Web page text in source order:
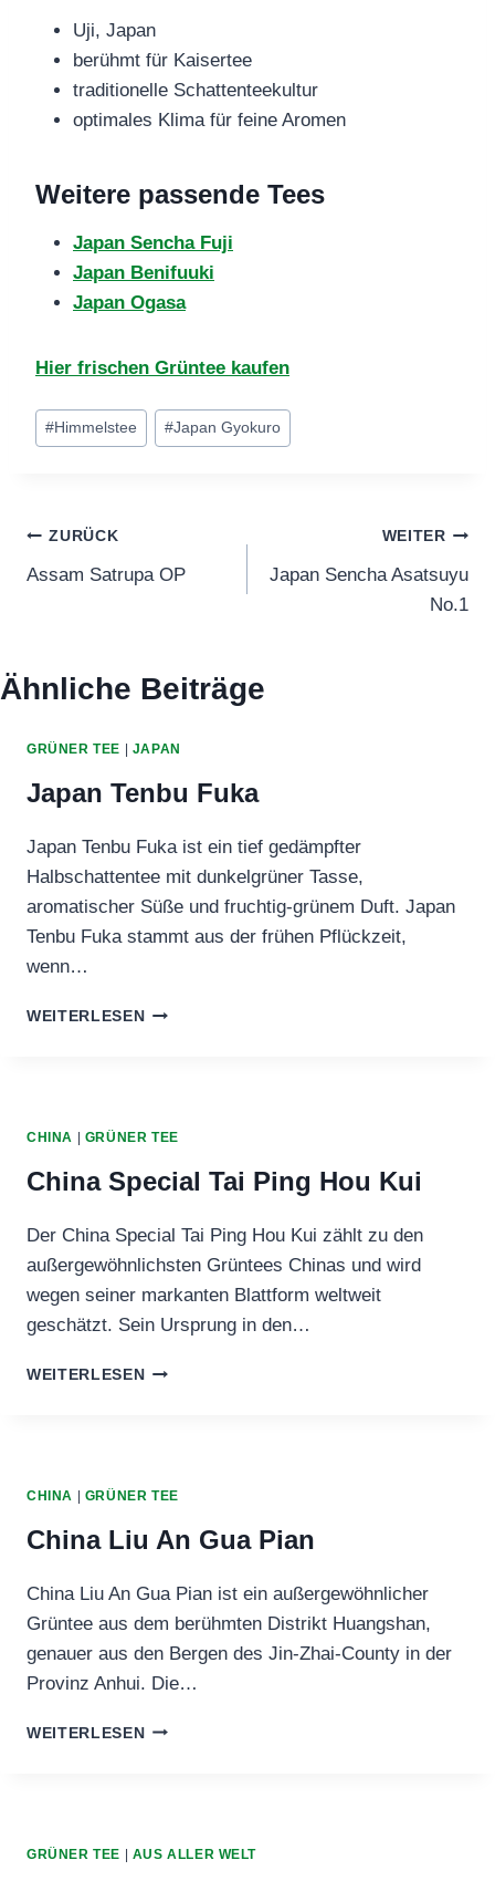
Uji, Japan
berühmt für Kaisertee
traditionelle Schattenteekultur
optimales Klima für feine Aromen
Weitere passende Tees
Japan Sencha Fuji
Japan Benifuuki
Japan Ogasa
Hier frischen Grüntee kaufen
Schlagworte:
#Himmelstee #Japan Gyokuro
Beitragsnavigation
ZURÜCK
Assam Satrupa OP
WEITER
Japan Sencha Asatsuyu
No.1
Ähnliche Beiträge
GRÜNER TEE JAPAN
Japan Tenbu Fuka
Japan Tenbu Fuka ist ein tief gedämpfter
Halbschattentee mit dunkelgrüner Tasse,
aromatischer Süße und fruchtig‑grünem Duft. Japan
Tenbu Fuka stammt aus der frühen Pflückzeit,
wenn…
WEITERLESENJAPAN
CHINA GRÜNER TEE
China Special Tai Ping Hou Kui
Der China Special Tai Ping Hou Kui zählt zu den
außergewöhnlichsten Grüntees Chinas und wird
wegen seiner markanten Blattform weltweit
geschätzt. Sein Ursprung in den…
WEITERLESENCHINA
CHINA | GRÜNER TEE
China Liu An Gua Pian
China Liu An Gua Pian ist ein außergewöhnlicher
Grüntee aus dem berühmten Distrikt Huangshan,
genauer aus den Bergen des Jin‑Zhai‑County in der
Provinz Anhui. Die…
WEITERLESENCHINA
GRÜNER TEE | AUS ALLER WELT